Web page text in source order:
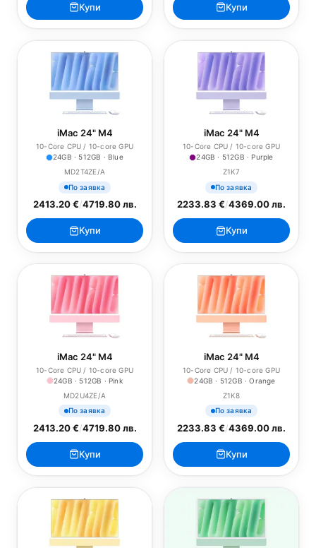
Купи Купи
iMac 24" M4
10-Core CPU / 10-core GPU
24GB · 512GB · Blue
MD2T4ZE/A
По заявка
2413.20 €/4719.80 лв.
Купи
iMac 24" M4
10-Core CPU / 10-core GPU
24GB · 512GB · Purple
Z1K7
По заявка
2233.83 €/4369.00 лв.
Купи
iMac 24" M4
10-Core CPU / 10-core GPU
24GB · 512GB · Pink
MD2U4ZE/A
По заявка
2413.20 €/4719.80 лв.
Купи
iMac 24" M4
10-Core CPU / 10-core GPU
24GB · 512GB · Orange
Z1K8
По заявка
2233.83 €/4369.00 лв.
Купи